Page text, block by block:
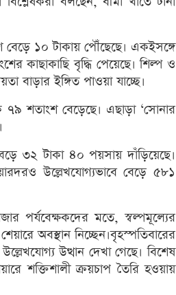
১০ টাকায় পৌঁছেছে। একইসঙ্গে
কাছাকাছি বৃদ্ধি পেয়েছে। শিল্প ও
বাড়ার ইঙ্গিত পাওয়া যাচ্ছে।
শতাংশ বেড়েছে। এছাড়া ‘সোনার
৩২ টাকা ৪০ পয়সায় দাঁড়িয়েছে।
উল্লেখযোগ্যভাবে বেড়ে ৫৮১
পর্যবেক্ষকদের মতে, স্বল্পমূল্যের
অবস্থান নিচ্ছেন।বৃহস্পতিবারের
উত্থান দেখা গেছে। বিশেষ
শক্তিশালী ক্রয়চাপ তৈরি হওয়ায়